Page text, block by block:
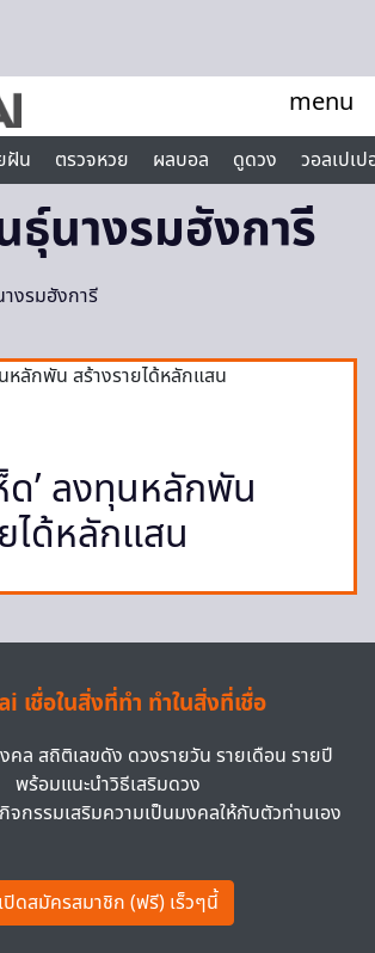
menu
ฝัน ตรวจหวย ผลบอล ดูดวง
วอลเปเ
ธุ์นางรมฮังการี
งรมฮังการี
ด’ ลงทุนหลักพัน
ได้หลักแสน
เชื่อในสิ่งที่ทำ ทำในสิ่งที่เชื่อ
คล สถิติเลขดัง ดวงรายวัน รายเดือน รายปี
พร้อมแนะนำวิธีเสริมดวง
จกรรมเสริมความเป็นมงคลให้กับตัวท่านเอง
เปิดสมัครสมาชิก (ฟรี) เร็วๆนี้